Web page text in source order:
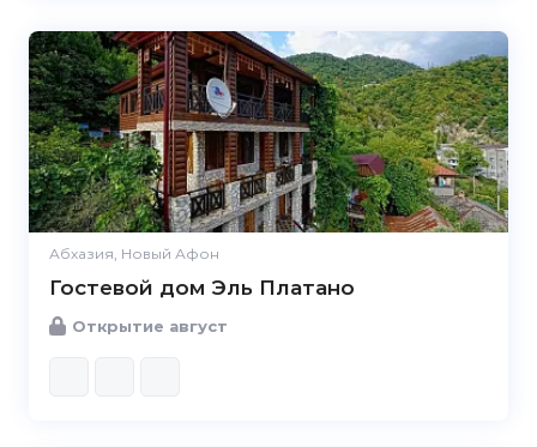
Абхазия, Новый Афон
Гостевой дом Эль Платано
Открытие август